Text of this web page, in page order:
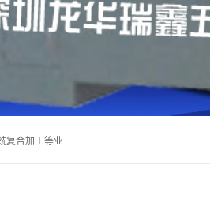
深圳市宝安区石岩瑞鑫五金制品厂主要经营丝杆加工、恒压阀、长轴加工、数控车床加工、叶轮、车铣复合加工等业务,深圳市宝安区石岩瑞鑫五金制品厂产品广泛应用于按摩椅、各类阀门、电机等石化类、机械类产品.